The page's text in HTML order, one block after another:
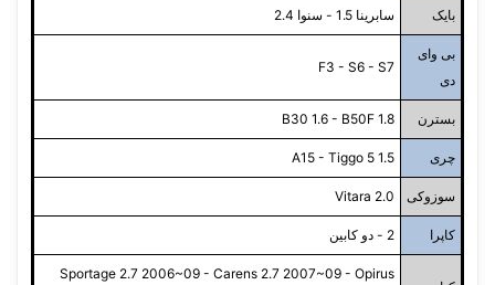
بایک سابرینا 1.5 - سنوا 2.4
بی وای
دی
F3 - S6 - S7
بسترن B30 1.6 - B50F 1.8
چری A15 - Tiggo 5 1.5
سوزوکی Vitara 2.0
کاپرا 2 - دو کابین
Sportage 2.7 2006~09 - Carens 2.7 2007~09 - Opirus